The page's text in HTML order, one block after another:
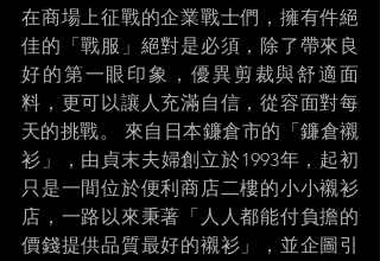
在商場上征戰的企業戰士們，擁有件絕
佳的「戰服」絕對是必須，除了帶來良
好的第一眼印象，優異剪裁與舒適面
料，更可以讓人充滿自信，從容面對每
天的挑戰。 來自日本鐮倉市的「鐮倉襯
衫」，由貞末夫婦創立於1993年，起初
只是一間位於便利商店二樓的小小襯衫
店，一路以來秉著「人人都能付負擔的
價錢提供品質最好的襯衫」，並企圖引